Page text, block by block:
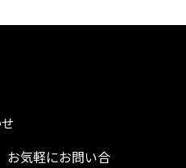
お気軽にお問い合